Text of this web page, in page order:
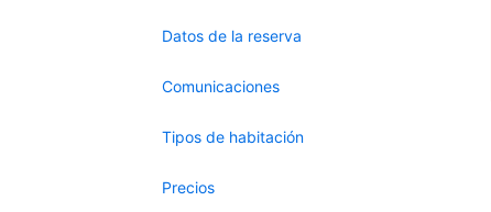
Datos de la reserva
Comunicaciones
Tipos de habitación
Precios